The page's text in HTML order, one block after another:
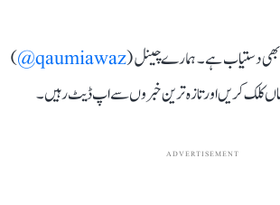
بھی دستیاب ہے۔ ہمارے چینل (qaumiawaz@
)
کلک کریں اور تازہ ترین خبروں سے اپ ڈیٹ رہیں۔
ADVERTISEMENT